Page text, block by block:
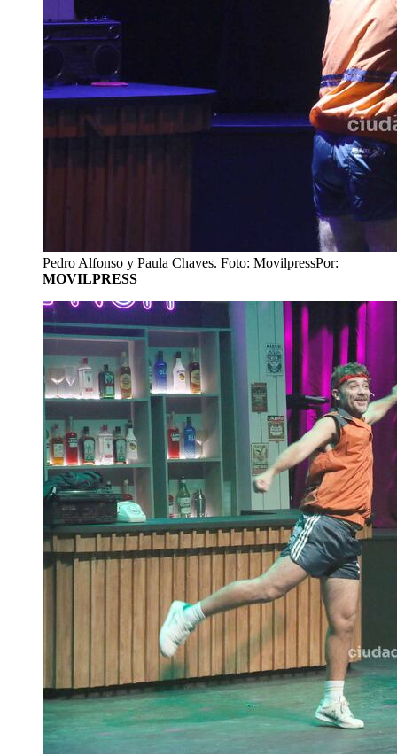
Pedro Alfonso y Paula Chaves. Foto: MovilpressPor:
MOVILPRESS